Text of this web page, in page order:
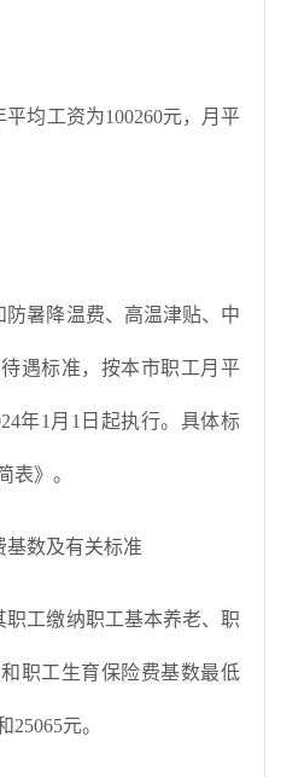
平均工资为100260元，月平
防暑降温费、高温津贴、中
遇标准，按本市职工月平
年1月1日起执行。具体标
表》。
基数及有关标准
职工缴纳职工基本养老、职
职工生育保险费基数最低
元。